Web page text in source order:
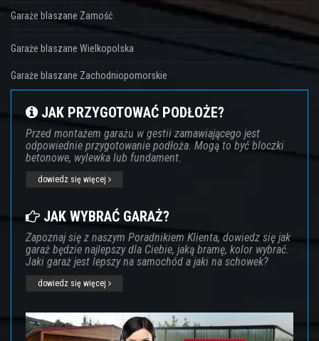
Garaże blaszane Zamość
Garaże blaszane Wielkopolska
Garaże blaszane Zachodniopomorskie
JAK PRZYGOTOWAĆ PODŁOŻE?
Przed montażem garażu w gestii zamawiającego jest
odpowiednie przygotowanie podłoża. Mogą to być bloczki
betonowe, wylewka lub fundament.
dowiedz się więcej
JAK WYBRAĆ GARAŻ?
Zapoznaj się z naszym Poradnikiem Klienta, dowiedz się jak
garaż będzie najlepszy dla Ciebie, jaką bramę, kolor wybrać.
Jaki garaż jest lepszy na samochód a jaki na schowek?
dowiedz się więcej